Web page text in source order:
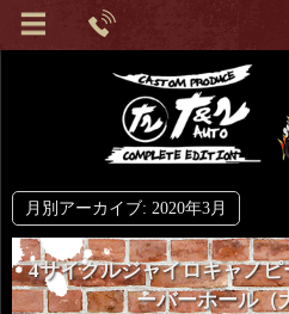
月別アーカイブ: 2020年3月
4サイクルジャイロキャノ
ーバーホール（